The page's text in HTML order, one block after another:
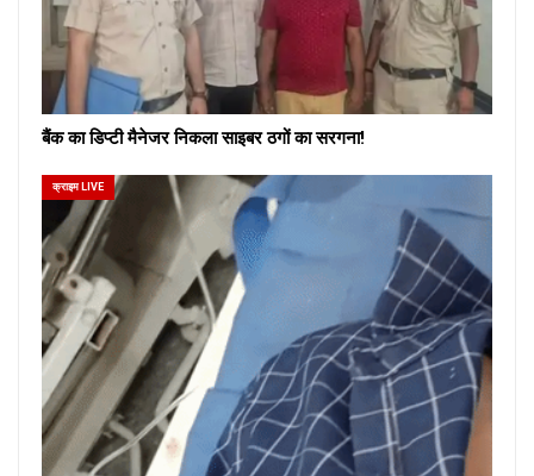
बैंक का डिप्टी मैनेजर निकला साइबर ठगों का सरगना!
क्राइम LIVE